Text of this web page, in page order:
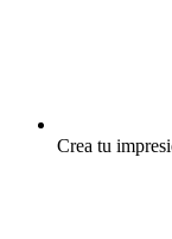
Crea tu